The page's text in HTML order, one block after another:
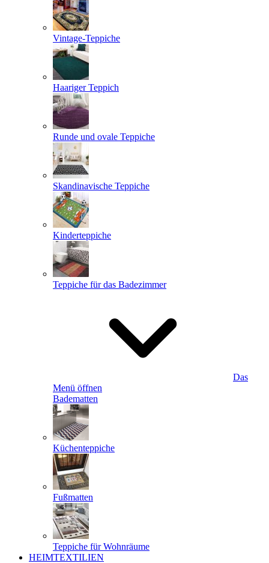
Vintage-Teppiche
Haariger Teppich
Runde und ovale Teppiche
Skandinavische Teppiche
Kinderteppiche
Teppiche für das Badezimmer
Das
Menü öffnen
Badematten
Küchenteppiche
Fußmatten
Teppiche für Wohnräume
HEIMTEXTILIEN